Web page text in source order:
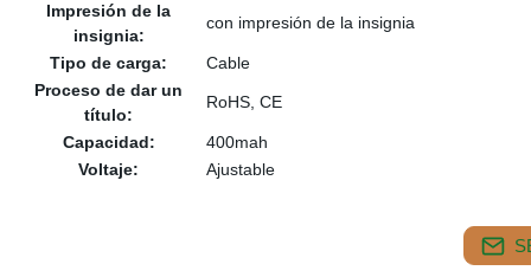
Impresión de la
insignia:
con impresión de la insignia
Tipo de carga:
Cable
Proceso de dar un
título:
RoHS, CE
Capacidad:
400mah
Voltaje:
Ajustable